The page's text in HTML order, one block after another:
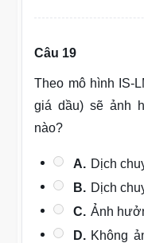
Câu 19
Theo mô hình IS-
giá dầu) sẽ ảnh
nào?
A. Dịch
B. Dịch
C. Ảnh
D. Không